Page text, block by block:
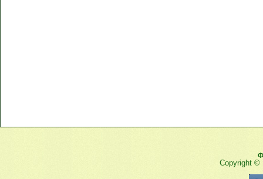
Copyright ©